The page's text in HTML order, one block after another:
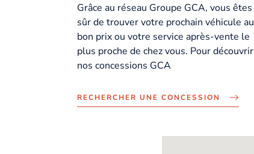
Grâce au réseau Groupe GCA, vous êtes
sûr de trouver votre prochain véhicule au
bon prix ou votre service après-vente le
plus proche de chez vous. Pour découvrir
nos concessions GCA
RECHERCHER UNE CONCESSION